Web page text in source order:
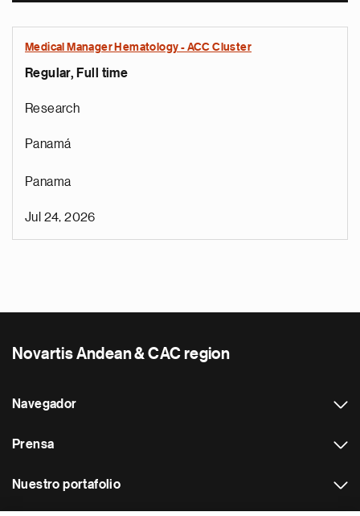
Medical Manager Hematology - ACC Cluster
Regular, Full time
Research
Panamá
Panama
Jul 24, 2026
Novartis Andean & CAC region
Navegador
Prensa
Nuestro portafolio